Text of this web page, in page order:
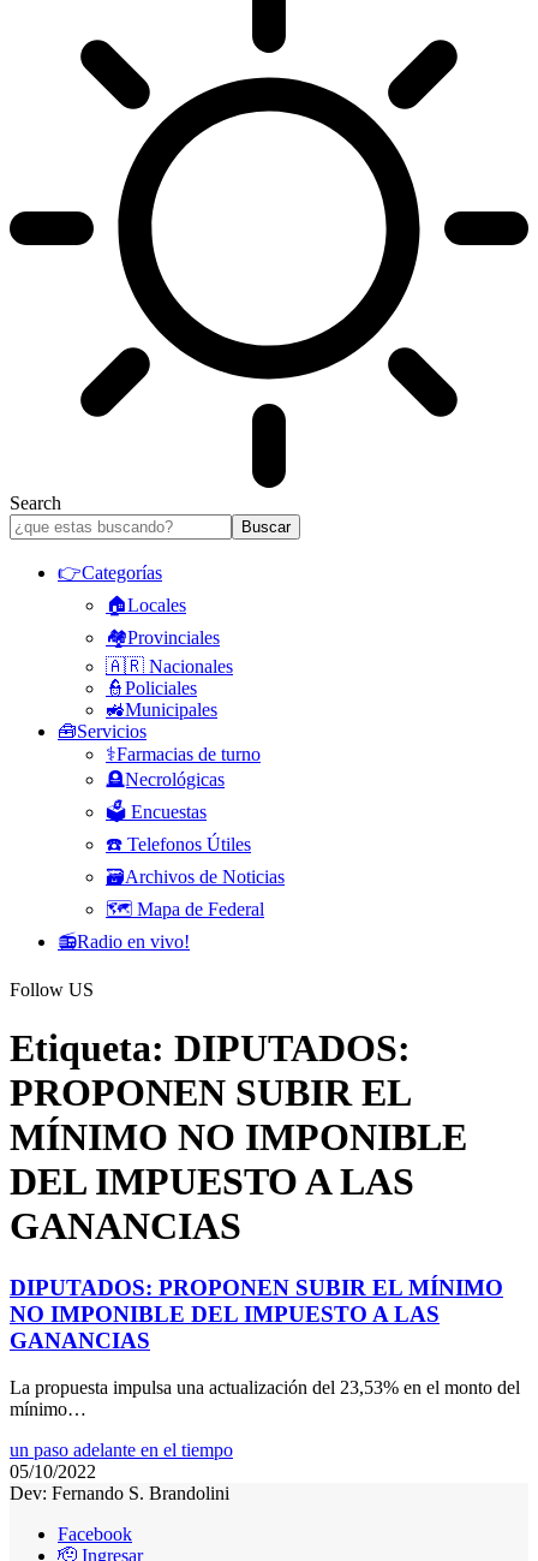
Search
👉Categorías
🏠Locales
🏘️Provinciales
🇦🇷 Nacionales
👮Policiales
🚜Municipales
🧰Servicios
⚕️Farmacias de turno
🪦Necrológicas
🗳️ Encuestas
☎️ Telefonos Útiles
🗃️Archivos de Noticias
🗺️ Mapa de Federal
📻Radio en vivo!
Follow US
Etiqueta: DIPUTADOS:
PROPONEN SUBIR EL
MÍNIMO NO IMPONIBLE
DEL IMPUESTO A LAS
GANANCIAS
DIPUTADOS: PROPONEN SUBIR EL MÍNIMO
NO IMPONIBLE DEL IMPUESTO A LAS
GANANCIAS
La propuesta impulsa una actualización del 23,53% en el monto del
mínimo…
un paso adelante en el tiempo
05/10/2022
Dev: Fernando S. Brandolini
Facebook
🫡 Ingresar